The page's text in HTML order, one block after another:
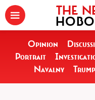
THE
Opinion
Portrait
Navalny
Trump